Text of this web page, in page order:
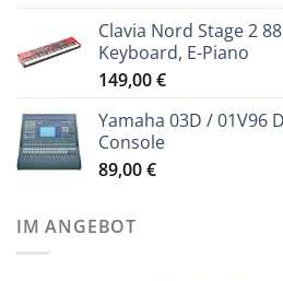
Clavia Nord Stage 2
Keyboard, E-Piano
149,00€
Yamaha 03D / 01V96
Console
89,00€
IM ANGEBOT